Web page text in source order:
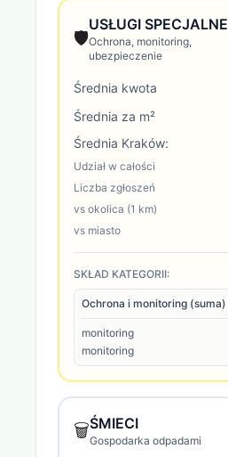
🛡️
USŁUGI SPECJALNE
Ochrona, monitoring,
ubezpieczenie
Średnia kwota
Średnia za m²
Średnia Kraków:
Udział w całości
Liczba zgłoszeń
vs okolica (1 km)
vs miasto
SKŁAD KATEGORII:
Ochrona i monitoring (suma)
monitoring
monitoring
🗑️ŚMIECI
Gospodarka odpadami